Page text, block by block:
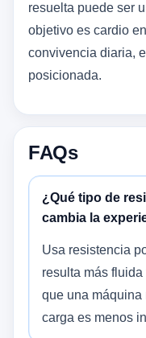
resuelta puede ser
objetivo es cardio
convivencia diaria,
posicionada.
FAQs
¿Qué tipo de
cambia la
Usa resistencia
resulta más fluida
que una máquina
carga es menos